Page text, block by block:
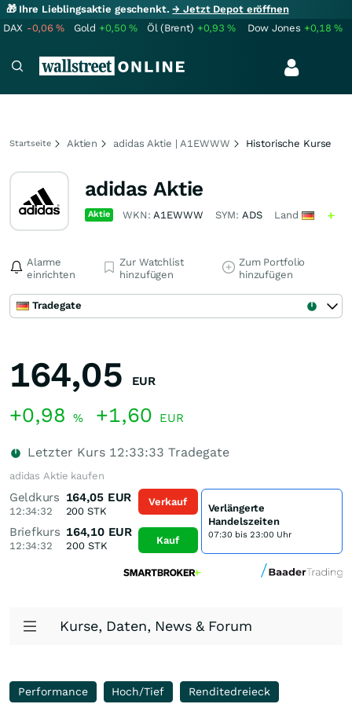
🎁 Ihre Lieblingsaktie geschenkt.→ Jetzt Depot eröffnen
DAX -0,06% Gold +0,50% Öl (Brent) +0,93% Dow Jones +0,18%
Startseite Aktien adidas Aktie | A1EWWW Historische Kurse
adidas Aktie
Aktie WKN:A1EWWW SYM: ADS Land
Alarme
einrichten
Zur Watchlist
hinzufügen
Zum Portfolio
hinzufügen
Tradegate
164,05 EUR
+0,98 % +1,60 EUR
Letzter Kurs 12:33:33 Tradegate
adidas Aktie kaufen
Geldkurs
12:34:32
164,05 EUR
200 STK
Briefkurs
12:34:32
164,10 EUR
200STK
Verkauf
Kauf
Verlängerte
Handelszeiten
07:30 bis 23:00 Uhr
Kurse, Daten, News & Forum
Performance Hoch/Tief
Renditedreieck